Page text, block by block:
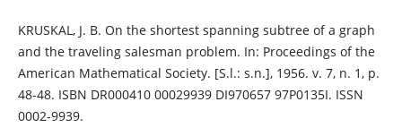
KRUSKAL, J. B. On the shortest spanning subtree of a graph
and the traveling salesman problem. In: Proceedings of the
American Mathematical Society. [S.l.: s.n.], 1956. v. 7, n. 1, p.
48-48. ISBN DR000410 00029939 DI970657 97P0135I. ISSN
0002-9939.